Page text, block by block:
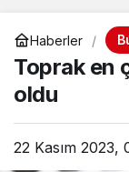
Haberler
Toprak en
oldu
22 Kasım 2023,